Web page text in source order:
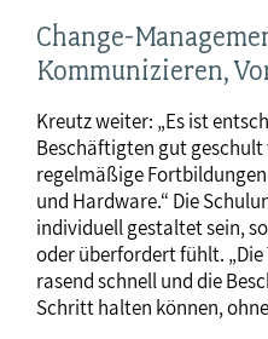
Change-
Kommunizieren,
Kreutz weiter: „Es ist
Beschäftigten gut geschult
regelmäßige
und Hardware.“ Die
individuell gestaltet sein,
oder überfordert fühlt.
rasend schnell und die
Schritt halten können,